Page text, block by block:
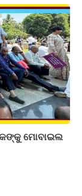
ମୋବାଇଲ